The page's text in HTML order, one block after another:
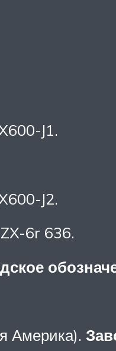
J1.
J2.
6r 636.
Америка).